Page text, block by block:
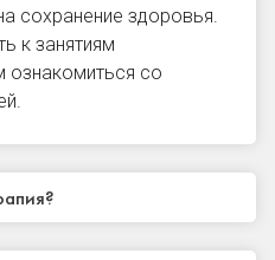
сохранение здоровья.
к занятиям
ознакомиться со